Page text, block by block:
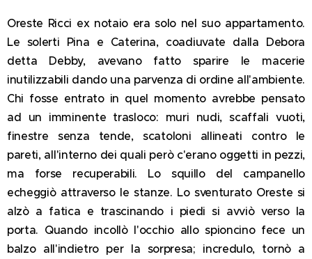
Oreste Ricci ex notaio era solo nel suo appartamento.
Le solerti Pina e Caterina, coadiuvate dalla Debora
detta Debby, avevano fatto sparire le macerie
inutilizzabili dando una parvenza di ordine all'ambiente.
Chi fosse entrato in quel momento avrebbe pensato
ad un imminente trasloco: muri nudi, scaffali vuoti,
finestre senza tende, scatoloni allineati contro le
pareti, all'interno dei quali però c'erano oggetti in pezzi,
ma forse recuperabili. Lo squillo del campanello
echeggiò attraverso le stanze. Lo sventurato Oreste si
alzò a fatica e trascinando i piedi si avviò verso la
porta. Quando incollò l'occhio allo spioncino fece un
balzo all'indietro per la sorpresa; incredulo, tornò a